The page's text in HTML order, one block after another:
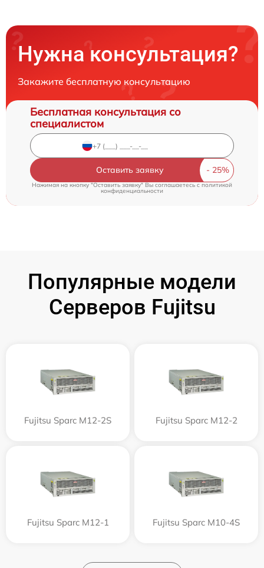
Нужна консультация?
Закажите бесплатную консультацию
Бесплатная консультация со
специалистом
Оставить заявку
Нажимая на кнопку "Оставить заявку" Вы соглашаетесь cполитикой
конфиденциальности
Популярные модели
Серверов Fujitsu
Fujitsu Sparc M12-2S Fujitsu Sparc M12-2
Fujitsu Sparc M12-1 Fujitsu Sparc M10-4S